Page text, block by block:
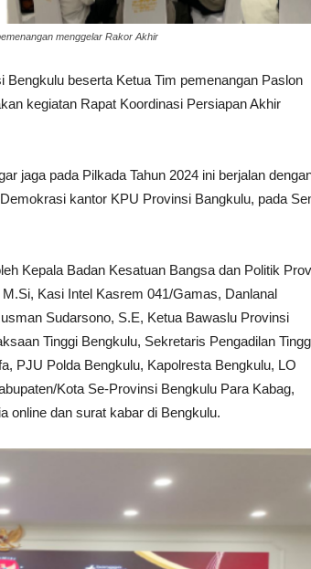
menggelar Rakor Akhir
beserta Ketua Tim pemenangan Paslon
kegiatan Rapat Koordinasi Persiapan Akhir
jaga pada Pilkada Tahun 2024 ini berjalan
kantor KPU Provinsi Bangkulu, pada
Kepala Badan Kesatuan Bangsa dan Politik
Kasi Intel Kasrem 041/Gamas, Danlanal
Sudarsono, S.E, Ketua Bawaslu Provinsi
Tinggi Bengkulu, Sekretaris Pengadilan
PJU Polda Bengkulu, Kapolresta Bengkulu, LO
Kota Se-Provinsi Bengkulu Para Kabag,
online dan surat kabar di Bengkulu.